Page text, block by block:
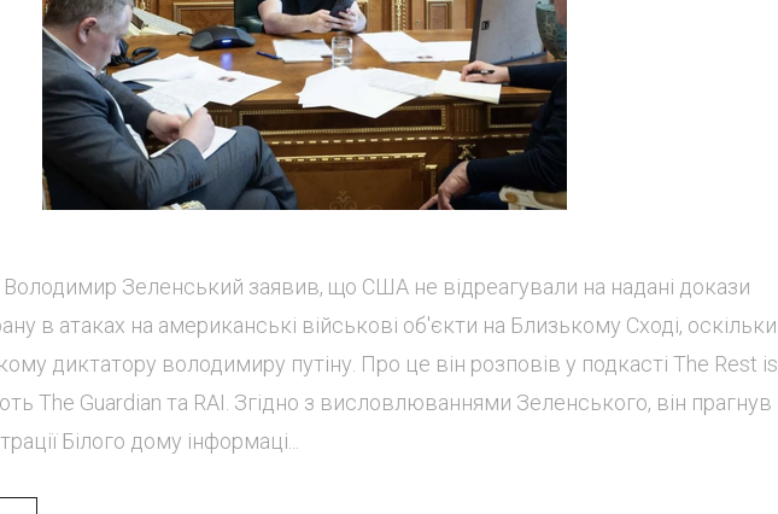
Володимир Зеленський заявив, що США не відреагували на надані докази
в атаках на американські військові об'єкти на Близькому Сході, оскільки
диктатору володимиру путіну. Про це він розповів у подкасті The Rest is
The Guardian та RAI. Згідно з висловлюваннями Зеленського, він прагнув
Білого дому інформаці...